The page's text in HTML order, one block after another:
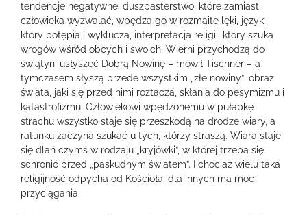
tendencje negatywne: duszpasterstwo, które zamiast
człowieka wyzwalać, wpędza go w rozmaite lęki, język,
który potępia i wyklucza, interpretacja religii, który szuka
wrogów wśród obcych i swoich. Wierni przychodzą do
świątyni usłyszeć Dobrą Nowinę – mówił Tischner – a
tymczasem słyszą przede wszystkim „złe nowiny”: obraz
świata, jaki się przed nimi roztacza, skłania do pesymizmu i
katastrofizmu. Człowiekowi wpędzonemu w pułapkę
strachu wszystko staje się przeszkodą na drodze wiary, a
ratunku zaczyna szukać u tych, którzy straszą. Wiara staje
się dlań czymś w rodzaju „kryjówki”, w której trzeba się
schronić przed „paskudnym światem”. I chociaż wielu taka
religijność odpycha od Kościoła, dla innych ma moc
przyciągania.